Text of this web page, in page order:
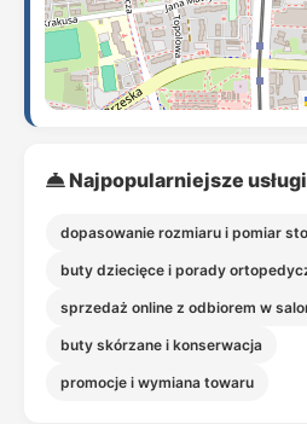
Najpopularniejsze
dopasowanie rozmiaru i pomiar
buty dziecięce i porady
sprzedaż online z odbiorem w
buty skórzane i konserwacja
promocje i wymiana towaru